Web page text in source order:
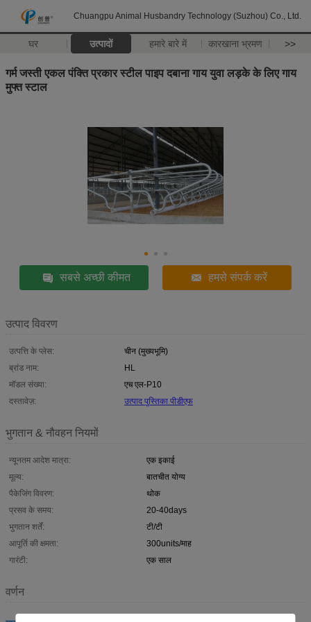
Chuangpu Animal Husbandry Technology (Suzhou) Co., Ltd.
घर उत्पादों हमारे बारे में कारखाना भ्रमण >>
गर्म जस्ती एकल पंक्ति प्रकार स्टील पाइप दबाना गाय युवा लड़के के लिए गाय
मुफ्त स्टाल
सबसे अच्छी कीमत हमसे संपर्क करें
उत्पाद विवरण
उत्पत्ति के प्लेस:
चीन (मुख्यभूमि)
ब्रांड नाम:
HL
मॉडल संख्या:
एच एल-P10
दस्तावेज़:
उत्पाद पुस्तिका पीडीएफ
भुगतान & नौवहन नियमों
न्यूनतम आदेश मात्रा:
एक इकाई
मूल्य:
बातचीत योग्य
पैकेजिंग विवरण:
थोक
प्रसव के समय:
20-40days
भुगतान शर्तें:
टी/टी
आपूर्ति की क्षमता:
300units/माह
गारंटी:
एक साल
वर्णन